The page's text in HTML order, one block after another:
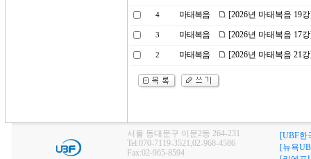
4 마태복음 [2026년 마태복음 19
3 마태복음 [2026년 마태복음 17
2 마태복음 [2026년 마태복음 21
서울 동대문구 이문2동 264-231
Tel:070-7119-3521,02-968-4586
Fax:02-965-8594
[UBF한
[뉴욕